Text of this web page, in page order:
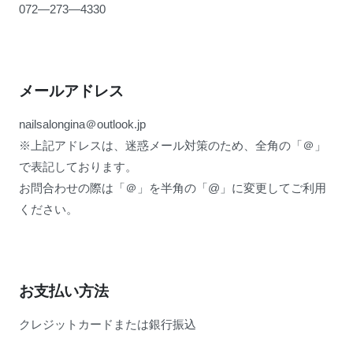
072―273―4330
メールアドレス
nailsalongina＠outlook.jp
※上記アドレスは、迷惑メール対策のため、全角の「＠」
で表記しております。
お問合わせの際は「＠」を半角の「@」に変更してご利用
ください。
お支払い方法
クレジットカードまたは銀行振込